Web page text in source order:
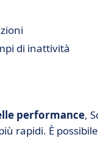
di inattività
performance,
rapidi. È